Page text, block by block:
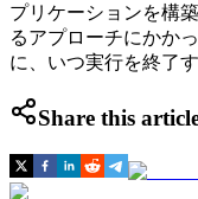
プリケーションを構
るアプローチにかか
に、いつ実行を終了
Share this